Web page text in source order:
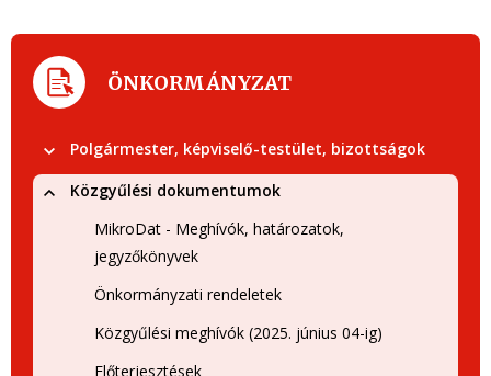
ÖNKORMÁNYZAT
Polgármester, képviselő-testület, bizottságok
Közgyűlési dokumentumok
MikroDat - Meghívók, határozatok,
jegyzőkönyvek
Önkormányzati rendeletek
Közgyűlési meghívók (2025. június 04-ig)
Előterjesztések